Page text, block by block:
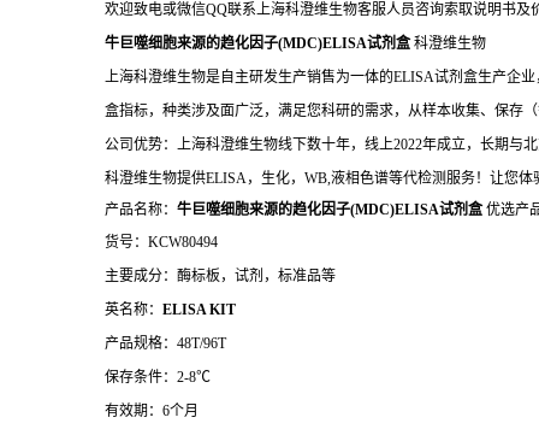
欢迎致电或微信QQ联系上海科澄维生物客服人员咨询索取说明书及
牛巨噬细胞来源的趋化因子(MDC)ELISA试剂盒 科澄维生物
上海科澄维生物是自主研发生产销售为一体的ELISA试剂盒生产企
盒指标，种类涉及面广泛，满足您科研的需求，从样本收集、保存
公司优势：上海科澄维生物线下数十年，线上2022年成立，长期与
科澄维生物提供ELISA，生化，WB,液相色谱等代检测服务！让您体
产品名称： 牛巨噬细胞来源的趋化因子(MDC)ELISA试剂盒 优选产
货号：KCW80494
主要成分：酶标板，试剂，标准品等
英名称： ELISA KIT
产品规格：48T/96T
保存条件：2-8℃
有效期：6个月